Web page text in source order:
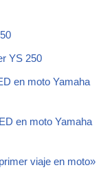
YS 250
en moto Yamaha
en moto Yamaha
viaje en moto»